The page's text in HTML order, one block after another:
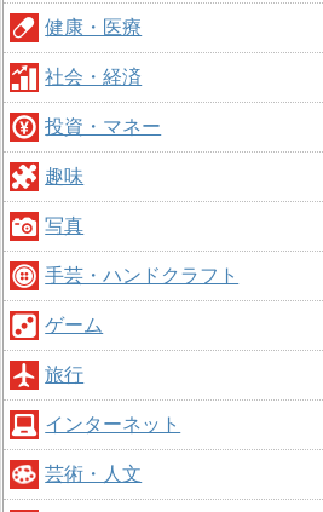
健康・医療
社会・経済
投資・マネー
趣味
写真
手芸・ハンドクラフト
ゲーム
旅行
インターネット
芸術・人文